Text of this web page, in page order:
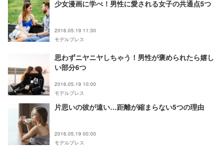
少女漫画に学べ！男性に愛される女子の共通点5つ
2016.05.19 11:30
モデルプレス
思わずニヤニヤしちゃう！男性が褒められたら嬉し
い部分6つ
2016.05.19 10:00
モデルプレス
片思いの彼が遠い…距離が縮まらない5つの理由
2016.05.19 00:00
モデルプレス